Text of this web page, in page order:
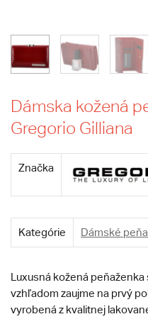
Dámska kožená
Gregorio Gilliana
Značka
Kategórie Dámské
Luxusná kožená
vzhľadom zaujme na prvý
vyrobená z kvalitnej